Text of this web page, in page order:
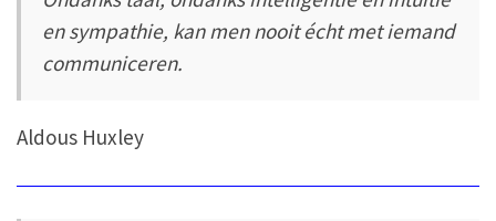
en sympathie, kan men nooit écht met iemand
communiceren.
Aldous Huxley